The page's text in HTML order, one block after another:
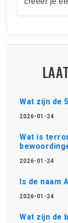
Wat zijn de
2026-01-24
Wat is
2026-01-24
Is de naam
2026-01-24
Wat zijn de